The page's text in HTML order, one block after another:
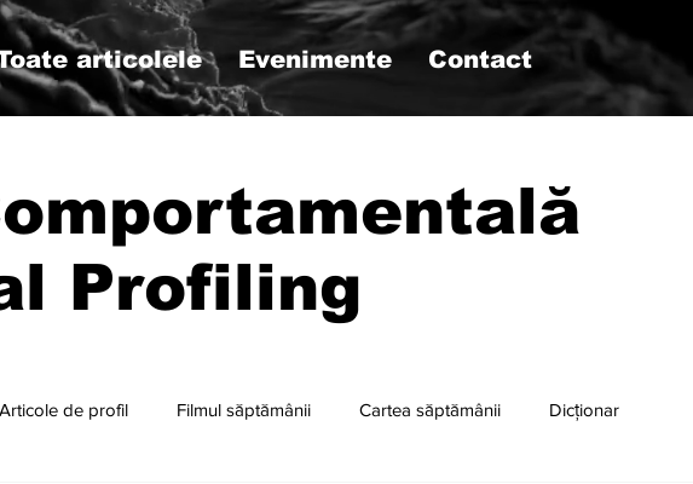
articolele Evenimente Contact
Profiling
Articole de profil Filmul săptămânii Cartea săptămânii Dicționar